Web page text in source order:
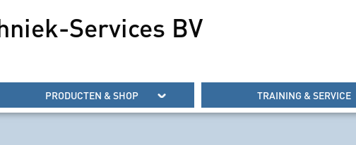
Services BV
PRODUCTEN & SHOP TRAINING & SERVICE